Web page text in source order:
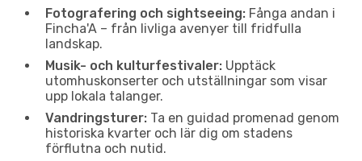
Fotografering och sightseeing: Fånga andan i
Fincha'A – från livliga avenyer till fridfulla
landskap.
Musik- och kulturfestivaler: Upptäck
utomhuskonserter och utställningar som visar
upp lokala talanger.
Vandringsturer: Ta en guidad promenad genom
historiska kvarter och lär dig om stadens
förflutna och nutid.